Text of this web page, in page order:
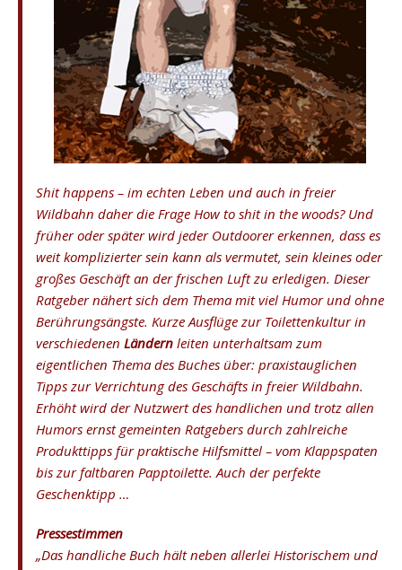
Shit happens – im echten Leben und auch in freier
Wildbahn daher die Frage How to shit in the woods?Und
früher oder später wird jeder Outdoorer erkennen, dass es
weit komplizierter sein kann als vermutet, sein kleines oder
großes Geschäft an der frischen Luft zu erledigen. Dieser
Ratgeber nähert sich dem Thema mit viel Humor und ohne
Berührungsängste. Kurze Ausflüge zur Toilettenkultur in
verschiedenen Ländern leiten unterhaltsam zum
eigentlichen Thema des Buches über: praxistauglichen
Tipps zur Verrichtung des Geschäfts in freier Wildbahn.
Erhöht wird der Nutzwert des handlichen und trotz allen
Humors ernst gemeinten Ratgebers durch zahlreiche
Produkttipps für praktische Hilfsmittel – vom Klappspaten
bis zur faltbaren Papptoilette. Auch der perfekte
Geschenktipp …
Pressestimmen
„Das handliche Buch hält neben allerlei Historischem und